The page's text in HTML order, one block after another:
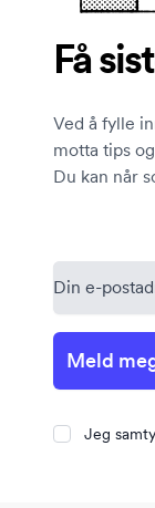
Få
Ved å fylle
motta tips
Du kan når
Meld
Jeg